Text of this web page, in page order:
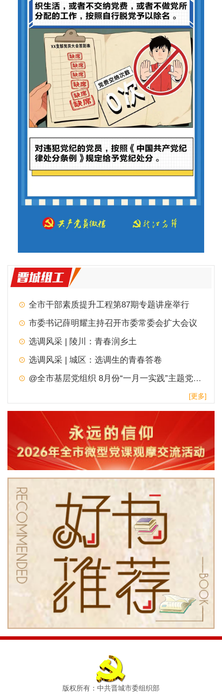
全市干部素质提升工程第87期专题讲座举行
市委书记薛明耀主持召开市委常委会扩大会议
选调风采 | 陵川：青春润乡土
选调风采 | 城区：选调生的青春答卷
@全市基层党组织 8月份“一月一实践”主题党日，请查收！
[更多]
版权所有：中共晋城市委组织部